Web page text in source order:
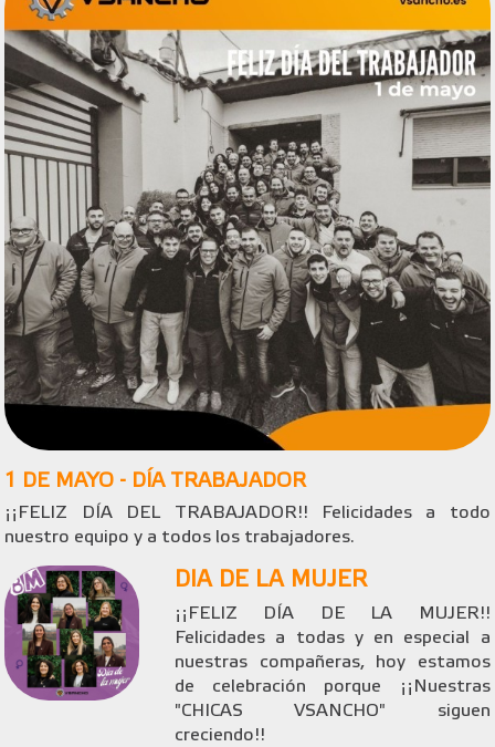
1 DE MAYO - DÍA TRABAJADOR
¡¡FELIZ DÍA DEL TRABAJADOR!! Felicidades a todo
nuestro equipo y a todos los trabajadores.
DIA DE LA MUJER
¡¡FELIZ DÍA DE LA MUJER!!
Felicidades a todas y en especial a
nuestras compañeras, hoy estamos
de celebración porque ¡¡Nuestras
"CHICAS VSANCHO" siguen
creciendo!!